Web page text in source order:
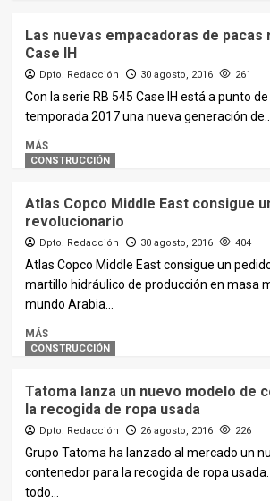
Las nuevas empacadoras de pacas
Case IH
Dpto. Redacción 30 agosto, 2016 261
Con la serie RB 545 Case IH está a punto
temporada 2017 una nueva generación
MÁS
CONSTRUCCIÓN
Atlas Copco Middle East consigue
revolucionario
Dpto. Redacción 30 agosto, 2016 404
Atlas Copco Middle East consigue un
martillo hidráulico de producción en masa
mundo Arabia...
MÁS
CONSTRUCCIÓN
Tatoma lanza un nuevo modelo de
la recogida de ropa usada
Dpto. Redacción 26 agosto, 2016 226
Grupo Tatoma ha lanzado al mercado un
contenedor para la recogida de ropa
todo...